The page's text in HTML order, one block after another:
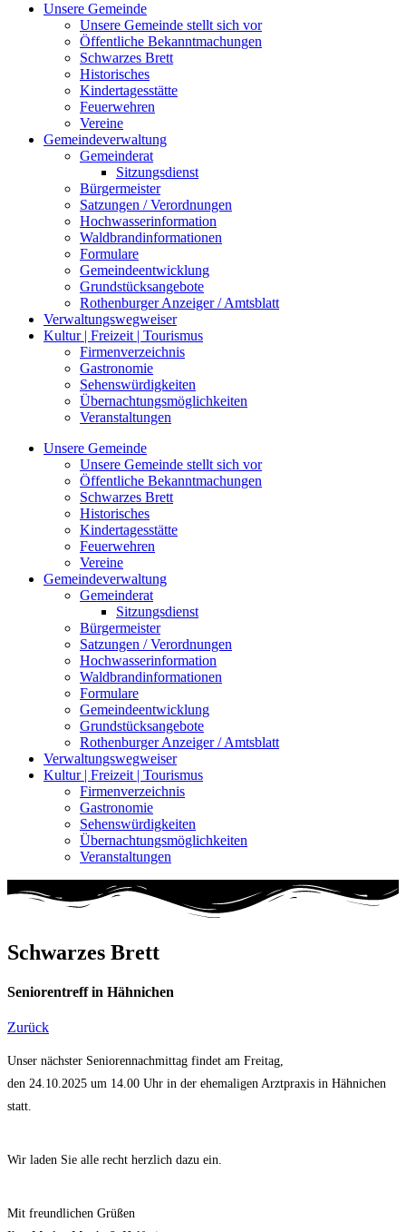
Unsere Gemeinde
Unsere Gemeinde stellt sich vor
Öffentliche Bekanntmachungen
Schwarzes Brett
Historisches
Kindertagesstätte
Feuerwehren
Vereine
Gemeindeverwaltung
Gemeinderat
Sitzungsdienst
Bürgermeister
Satzungen / Verordnungen
Hochwasserinformation
Waldbrandinformationen
Formulare
Gemeindeentwicklung
Grundstücksangebote
Rothenburger Anzeiger / Amtsblatt
Verwaltungswegweiser
Kultur | Freizeit | Tourismus
Firmenverzeichnis
Gastronomie
Sehenswürdigkeiten
Übernachtungsmöglichkeiten
Veranstaltungen
Unsere Gemeinde
Unsere Gemeinde stellt sich vor
Öffentliche Bekanntmachungen
Schwarzes Brett
Historisches
Kindertagesstätte
Feuerwehren
Vereine
Gemeindeverwaltung
Gemeinderat
Sitzungsdienst
Bürgermeister
Satzungen / Verordnungen
Hochwasserinformation
Waldbrandinformationen
Formulare
Gemeindeentwicklung
Grundstücksangebote
Rothenburger Anzeiger / Amtsblatt
Verwaltungswegweiser
Kultur | Freizeit | Tourismus
Firmenverzeichnis
Gastronomie
Sehenswürdigkeiten
Übernachtungsmöglichkeiten
Veranstaltungen
Schwarzes Brett
Seniorentreff in Hähnichen
Zurück
Unser nächster Seniorennachmittag findet am Freitag,
den 24.10.2025 um 14.00 Uhr in der ehemaligen Arztpraxis in Hähnichen
statt.
Wir laden Sie alle recht herzlich dazu ein.
Mit freundlichen Grüßen